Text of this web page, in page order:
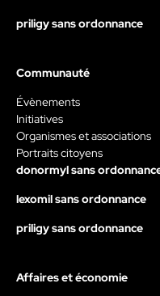
priligy sans ordonnance
Communauté
Évènements
Initiatives
Organismes et associations
Portraits citoyens
donormyl sans
lexomil sans ordonnance
priligy sans ordonnance
Affaires et économie